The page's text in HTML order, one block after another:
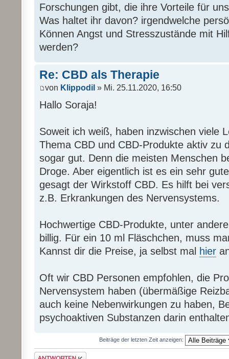
Forschungen gibt, die ihre Vorteile für
Was haltet ihr davon? irgendwelche
Können Angst und Stresszustände mit
werden?
Re: CBD als Therapie
von Klippodil » Mi. 25.11.2020, 16:50
Hallo Soraja!
Soweit ich weiß, haben inzwischen viele
Thema CBD und CBD-Produkte aktiv zu
sogar gut. Denn die meisten Menschen
Droge. Aber eigentlich ist es ein sehr
gesagt der Wirkstoff CBD. Es hilft bei
z.B. Erkrankungen des Nervensystems.
Hochwertige CBD-Produkte, unter
billig. Für ein 10 ml Fläschchen, muss
Kannst dir die Preise, ja selbst mal hier
Oft wir CBD Personen empfohlen, die
Nervensystem haben (übermäßige
auch keine Nebenwirkungen zu haben,
psychoaktiven Substanzen darin
Beiträge der letzten Zeit anzeigen:
Antwort erstellen